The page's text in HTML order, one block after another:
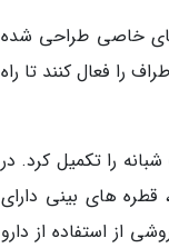
های خاصی طراحی شده
را فعال کنند تا راه
شبانه را تکمیل کرد. در
های بینی دارای
از استفاده از دارو